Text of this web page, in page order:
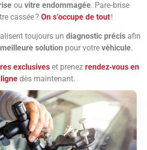
ou vitre endommagée. Pare‑brise
cassée ? On s’occupe de tout!
toujours un diagnostic précis afin
meilleure solution pour votre véhicule.
exclusiveset prenez rendez‑vous en
lignedès maintenant.